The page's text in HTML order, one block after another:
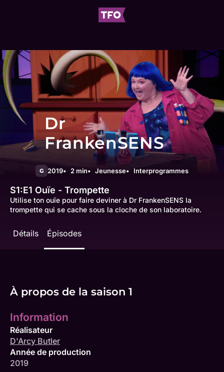
Dr
FrankenSENS
G 2019 2 min Jeunesse Interprogrammes
S1:E1 Ouïe - Trompette
Utilise ton ouïe pour faire deviner à Dr FrankenSENS la
trompette qui se cache sous la cloche de son laboratoire.
Détails Épisodes
À propos de la saison 1
Information
Réalisateur
D'Arcy Butler
Année de production
2019